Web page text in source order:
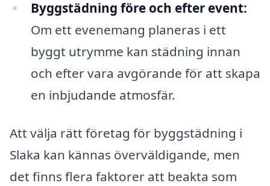
Byggstädning före och efter event:
Om ett evenemang planeras i ett
byggt utrymme kan städning innan
och efter vara avgörande för att skapa
en inbjudande atmosfär.
Att välja rätt företag för byggstädning i
Slaka kan kännas överväldigande, men
det finns flera faktorer att beakta som